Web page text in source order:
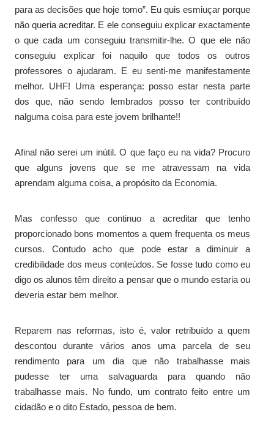
para as decisões que hoje tomo”. Eu quis esmiuçar porque
não queria acreditar. E ele conseguiu explicar exactamente
o que cada um conseguiu transmitir-lhe. O que ele não
conseguiu explicar foi naquilo que todos os outros
professores o ajudaram. E eu senti-me manifestamente
melhor. UHF! Uma esperança: posso estar nesta parte
dos que, não sendo lembrados posso ter contribuído
nalguma coisa para este jovem brilhante!!
Afinal não serei um inútil. O que faço eu na vida? Procuro
que alguns jovens que se me atravessam na vida
aprendam alguma coisa, a propósito da Economia.
Mas confesso que continuo a acreditar que tenho
proporcionado bons momentos a quem frequenta os meus
cursos. Contudo acho que pode estar a diminuir a
credibilidade dos meus conteúdos. Se fosse tudo como eu
digo os alunos têm direito a pensar que o mundo estaria ou
deveria estar bem melhor.
Reparem nas reformas, isto é, valor retribuído a quem
descontou durante vários anos uma parcela de seu
rendimento para um dia que não trabalhasse mais
pudesse ter uma salvaguarda para quando não
trabalhasse mais. No fundo, um contrato feito entre um
cidadão e o dito Estado, pessoa de bem.